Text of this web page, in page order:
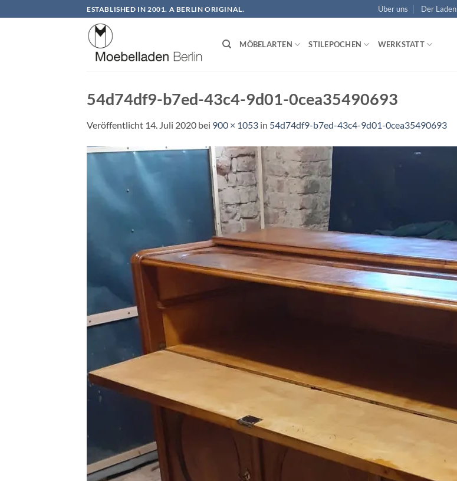
Inhalt
ESTABLISHED IN 2001. A BERLIN ORIGINAL. Über uns Der Laden
MÖBELARTEN STILEPOCHEN WERKSTATT
54d74df9-b7ed-43c4-9d01-0cea35490693
Veröffentlicht 14. Juli 2020 bei 900 × 1053 in 54d74df9-b7ed-43c4-9d01-0cea35490693